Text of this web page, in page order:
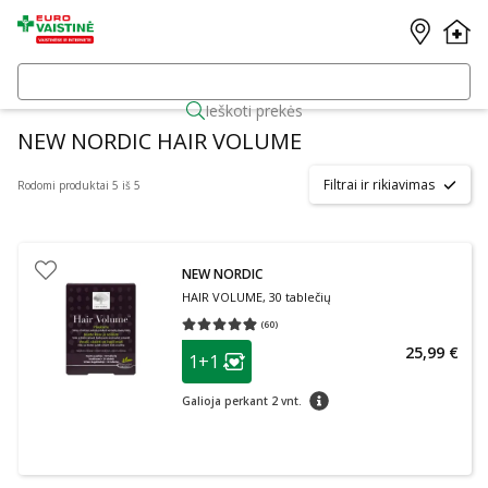
Ieškoti prekės
NEW NORDIC HAIR VOLUME
Rodomi produktai 5 iš 5 Filtrai ir rikiavimas
NEW NORDIC
HAIR VOLUME, 30 tablečių
(60)
Vidutinis įvertinimas 4.90
patarimas
Lojalumo klubo narių nuolaida
1+1
Galioja perkant 2 vnt. patarimas
25,99 €